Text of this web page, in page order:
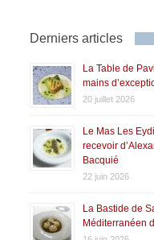
Derniers articles
La Table de
mains
20 juillet 2026
Le Mas Les
recevoir
Bacquié
22 juin 2026
La Bastide de
Méditerranéen